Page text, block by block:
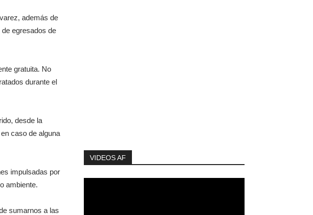
además de
egresados de
gratuita. No
durante el
desde la
caso de alguna
impulsadas por
ambiente.
sumarnos a las
VIDEOS AF